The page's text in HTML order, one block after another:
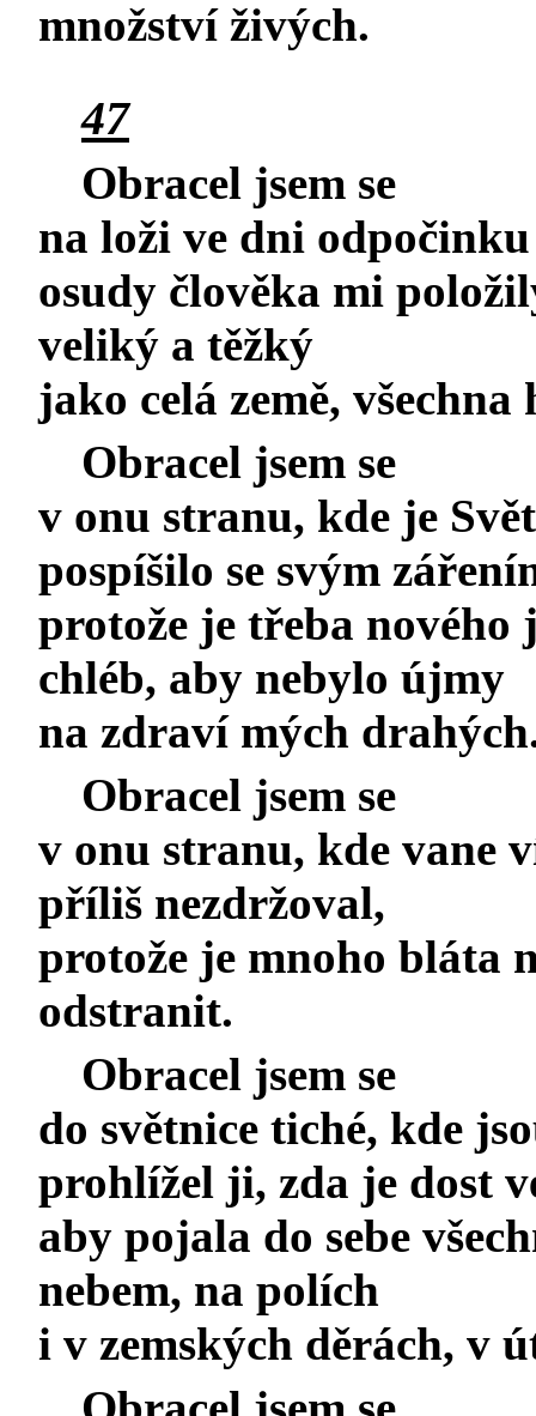
množství živých.
47
Obracel jsem se
na loži ve dni
osudy člověka mi
veliký a těžký
jako celá země, všechna
Obracel jsem se
v onu stranu, kde je
pospíšilo se svým
protože je třeba nového
chléb, aby nebylo újmy
na zdraví mých
Obracel jsem se
v onu stranu, kde vane
příliš nezdržoval,
protože je mnoho bláta
odstranit.
Obracel jsem se
do světnice tiché, kde
prohlížel ji, zda je dost
aby pojala do sebe
nebem, na polích
i v zemských děrách, v